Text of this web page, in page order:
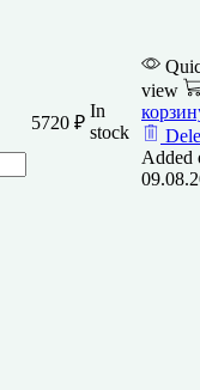
5720 ₽
In
stock
view
Added